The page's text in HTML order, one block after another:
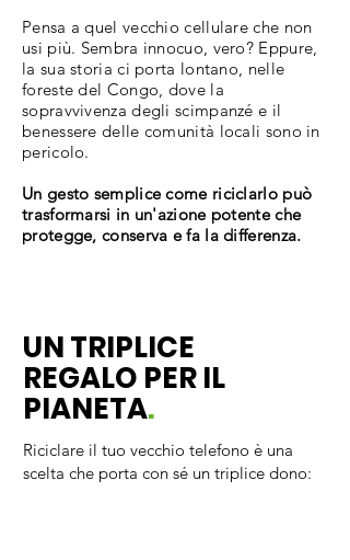
Pensa a quel vecchio cellulare che non
usi più. Sembra innocuo, vero? Eppure,
la sua storia ci porta lontano, nelle
foreste del Congo, dove la
sopravvivenza degli scimpanzé e il
benessere delle comunità locali sono in
pericolo.
Un gesto semplice come riciclarlo può
trasformarsi in un'azione potente che
protegge, conserva e fa la differenza.
UN TRIPLICE
REGALO PER IL
PIANETA.
Riciclare il tuo vecchio telefono è una
scelta che porta con sé un triplice dono: